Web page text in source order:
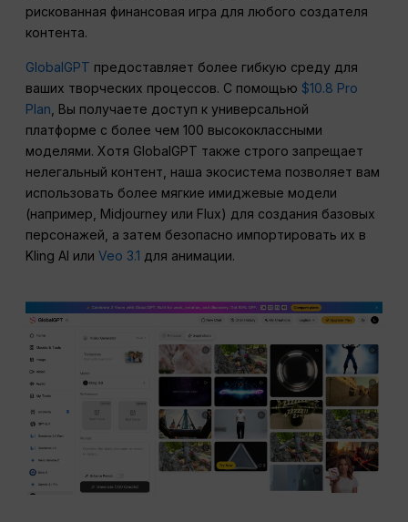
рискованная финансовая игра для любого создателя
контента.
GlobalGPT предоставляет более гибкую среду для
ваших творческих процессов. С помощью$10.8 Pro
Plan , Вы получаете доступ к универсальной
платформе с более чем 100 высококлассными
моделями. Хотя GlobalGPT также строго запрещает
нелегальный контент, наша экосистема позволяет вам
использовать более мягкие имиджевые модели
(например, Midjourney или Flux) для создания базовых
персонажей, а затем безопасно импортировать их в
Kling AI илиVeo 3.1 для анимации.